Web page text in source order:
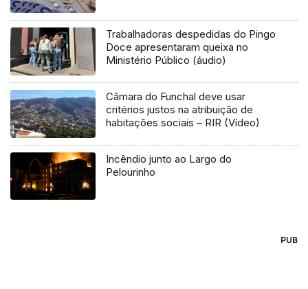
Trabalhadoras despedidas do Pingo
Doce apresentaram queixa no
Ministério Público (áudio)
Câmara do Funchal deve usar
critérios justos na atribuição de
habitações sociais – RIR (Vídeo)
Incêndio junto ao Largo do
Pelourinho
PUB